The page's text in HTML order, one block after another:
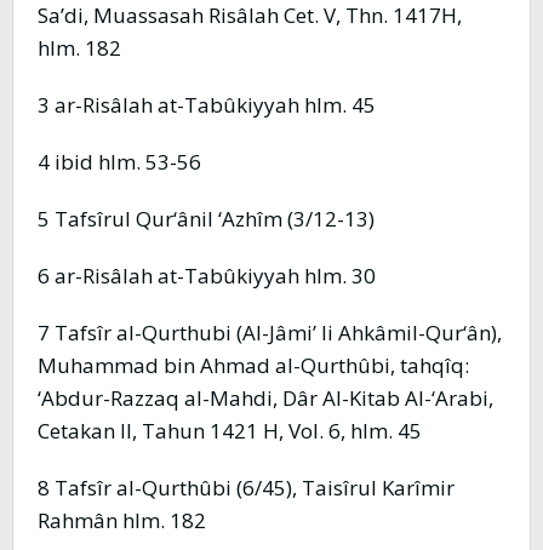
Sa’di, Muassasah Risâlah Cet. V, Thn. 1417H,
hlm. 182
3 ar-Risâlah at-Tabûkiyyah hlm. 45
4 ibid hlm. 53-56
5 Tafsîrul Qur‘ânil ‘Azhîm (3/12-13)
6 ar-Risâlah at-Tabûkiyyah hlm. 30
7 Tafsîr al-Qurthubi (Al-Jâmi’ li Ahkâmil-Qur‘ân),
Muhammad bin Ahmad al-Qurthûbi, tahqîq:
‘Abdur-Razzaq al-Mahdi, Dâr Al-Kitab Al-‘Arabi,
Cetakan II, Tahun 1421 H, Vol. 6, hlm. 45
8 Tafsîr al-Qurthûbi (6/45), Taisîrul Karîmir
Rahmân hlm. 182